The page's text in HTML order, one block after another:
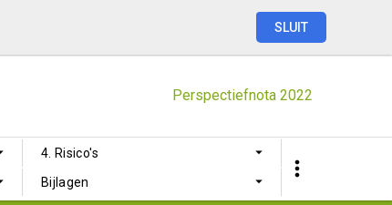
SLUIT
Perspectiefnota 2022
4. Risico's
Bijlagen